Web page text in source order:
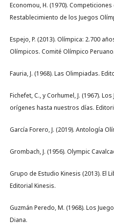
Economou, H. (1970).
Restablecimiento de los Juegos
Espejo, P. (2013). Olímpica: 2.700
Olímpicos. Comité Olímpico Peruano.
Fauria, J. (1968). Las Olimpiadas.
Fichefet, C., y Corhumel, J. (1967).
orígenes hasta nuestros días.
García Forero, J. (2019). Antología
Grombach, J. (1956). Olympic
Grupo de Estudio Kinesis (2013). El
Editorial Kinesis.
Guzmán Peredo, M. (1968). Los
Diana.